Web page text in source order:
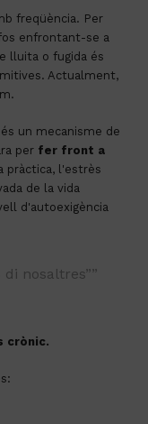
enfrontant-se a
lluita o fugida és
Actualment,
per fer front a
pràctica, l'estrès
de la vida
d'autoexigència
nosaltres””
crònic.